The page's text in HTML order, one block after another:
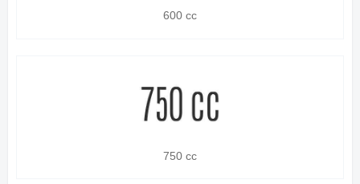
600 cc
750 cc